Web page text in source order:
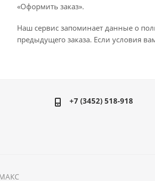
«Оформить заказ».
Наш сервис запоминает данные о
предыдущего заказа. Если условия
+7 (3452) 518-918